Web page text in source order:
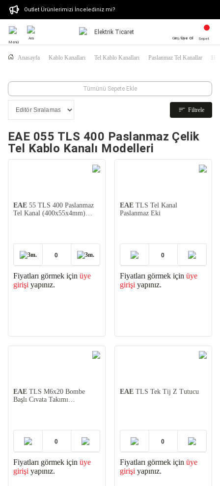
Outlet Ürünlerimizi İncelediniz mi?
Menü
Ara Giriş/Üye Ol Sepet
Anasayfa Kablo Kanalları Tel Kablo Kanalları Paslanmaz Tel Kanallar
Tümünü Sepete Ekle
Filtrele
EAE 055 TLS 400 Paslanmaz Çelik
Tel Kablo Kanalı Modelleri
EAE 55 TLS 400 Paslanmaz
Tel Kanal (400x55x4mm)
3m.
3m.
Fiyatları görmek için üye
girişi yapınız.
EAE TLS Tel Kanal
Paslanmaz Eki
Fiyatları görmek için üye
girişi yapınız.
EAE TLS M6x20 Bombe
Başlı Cıvata Takımı
Fiyatları görmek için üye
girişi yapınız.
EAE TLS Tek Tij Z Tutucu
Fiyatları görmek için üye
girişi yapınız.